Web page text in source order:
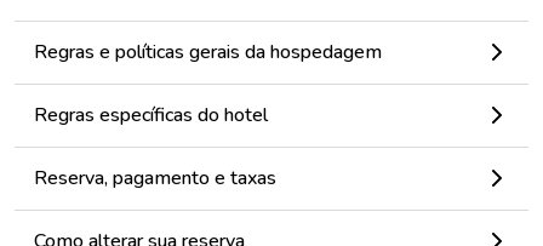
Regras e políticas gerais da hospedagem
Regras específicas do hotel
Reserva, pagamento e taxas